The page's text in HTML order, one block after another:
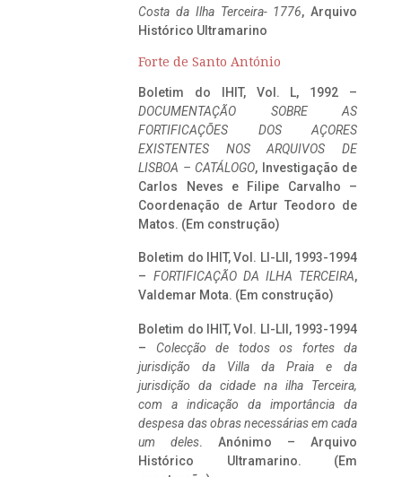
Costa da Ilha Terceira- 1776, Arquivo
Histórico Ultramarino
Forte de Santo António
Boletim do IHIT, Vol. L, 1992 –
DOCUMENTAÇÃO SOBRE AS
FORTIFICAÇÕES DOS AÇORES
EXISTENTES NOS ARQUIVOS DE
LISBOA – CATÁLOGO, Investigação de
Carlos Neves e Filipe Carvalho –
Coordenação de Artur Teodoro de
Matos. (Em construção)
Boletim do IHIT, Vol. LI-LII, 1993-1994
– FORTIFICAÇÃO DA ILHA TERCEIRA,
Valdemar Mota. (Em construção)
Boletim do IHIT, Vol. LI-LII, 1993-1994
– Colecção de todos os fortes da
jurisdição da Villa da Praia e da
jurisdição da cidade na ilha Terceira,
com a indicação da importância da
despesa das obras necessárias em cada
um deles. Anónimo – Arquivo
Histórico Ultramarino. (Em